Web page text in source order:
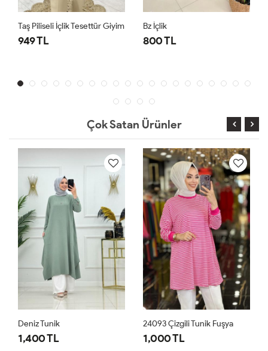
Taş Piliseli İçlik Tesettür Giyim
949 TL
Bz İçlik
800 TL
Çok Satan Ürünler
Deniz Tunik
1,400 TL
24093 Çizgili Tunik Fuşya
1,000 TL